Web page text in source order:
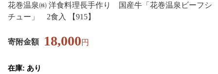
花巻温泉㈱ 洋食料理長手作り 国産牛「花巻温泉ビーフシ
チュー」 2食入 【915】
寄附金額 18,000円
在庫: あり